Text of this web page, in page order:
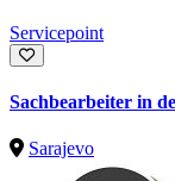
Servicepoint
Sachbearbeiter in
Sarajevo